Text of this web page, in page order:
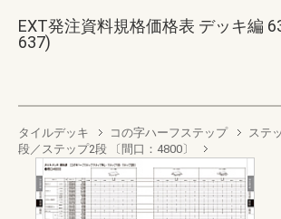
EXT発注資料規格価格表 デッキ編
637)
タイルデッキ コの字ハーフステップ
ステ
段／ステップ2段 〔間口：4800〕